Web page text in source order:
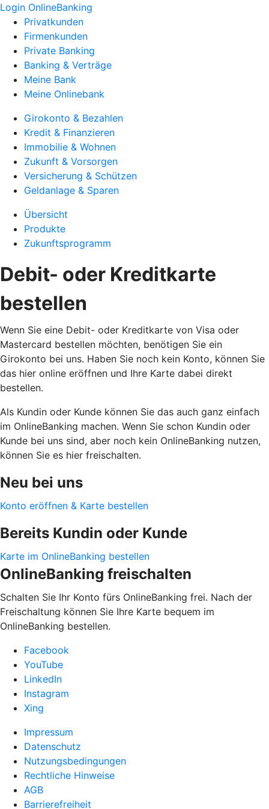
Login OnlineBanking
Privatkunden
Firmenkunden
Private Banking
Banking & Verträge
Meine Bank
Meine Onlinebank
Girokonto & Bezahlen
Kredit & Finanzieren
Immobilie & Wohnen
Zukunft & Vorsorgen
Versicherung & Schützen
Geldanlage & Sparen
Übersicht
Produkte
Zukunftsprogramm
Debit- oder Kreditkarte
bestellen
Wenn Sie eine Debit- oder Kreditkarte von Visa oder
Mastercard bestellen möchten, benötigen Sie ein
Girokonto bei uns. Haben Sie noch kein Konto, können Sie
das hier online eröffnen und Ihre Karte dabei direkt
bestellen.
Als Kundin oder Kunde können Sie das auch ganz einfach
im OnlineBanking machen. Wenn Sie schon Kundin oder
Kunde bei uns sind, aber noch kein OnlineBanking nutzen,
können Sie es hier freischalten.
Neu bei uns
Konto eröffnen & Karte bestellen
Bereits Kundin oder Kunde
Karte im OnlineBanking bestellen
OnlineBanking freischalten
Schalten Sie Ihr Konto fürs OnlineBanking frei. Nach der
Freischaltung können Sie Ihre Karte bequem im
OnlineBanking bestellen.
Facebook
YouTube
LinkedIn
Instagram
Xing
Impressum
Datenschutz
Nutzungsbedingungen
Rechtliche Hinweise
AGB
Barrierefreiheit